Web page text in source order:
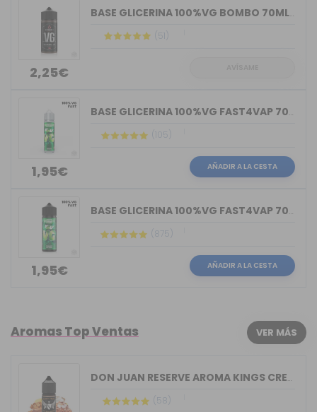
2,25€
BASE GLICERINA 100%VG BOMBO 70ML (BOT...
(51)
1,95€
BASE GLICERINA 100%VG FAST4VAP 70ML O...
(105)
AÑADIR A LA CESTA
1,95€
BASE GLICERINA 100%VG FAST4VAP 70ML O...
(875)
AÑADIR A LA CESTA
Aromas Top Ventas VER MÁS
DON JUAN RESERVE AROMA KINGS CREST 30ML
(58)